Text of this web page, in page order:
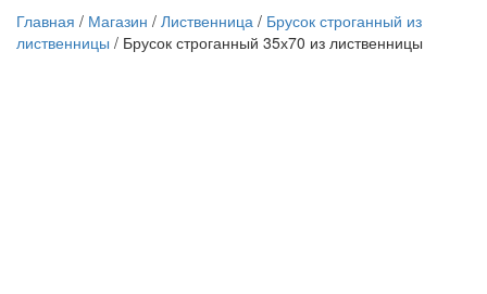
Главная / Магазин / Лиственница / Брусок строганный из
лиственницы / Брусок строганный 35х70 из лиственницы